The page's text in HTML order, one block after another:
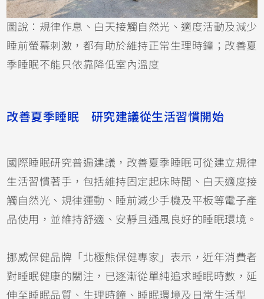
圖說：規律作息、白天接觸自然光、適度活動及減少
睡前螢幕刺激，都有助於維持正常生理時鐘；改善夏
季睡眠不能只依靠降低室內溫度
改善夏季睡眠 研究建議從生活習慣開始
國際睡眠研究普遍建議，改善夏季睡眠可從建立規律
生活習慣著手，包括維持固定起床時間、白天適度接
觸自然光、規律運動、睡前減少手機及平板等電子產
品使用，並維持舒適、安靜且通風良好的睡眠環境。
挪威保健品牌「北極熊保健專家」表示，近年消費者
對睡眠健康的關注，已逐漸從單純追求睡眠時數，延
伸至睡眠品質、生理時鐘、睡眠環境及日常生活型